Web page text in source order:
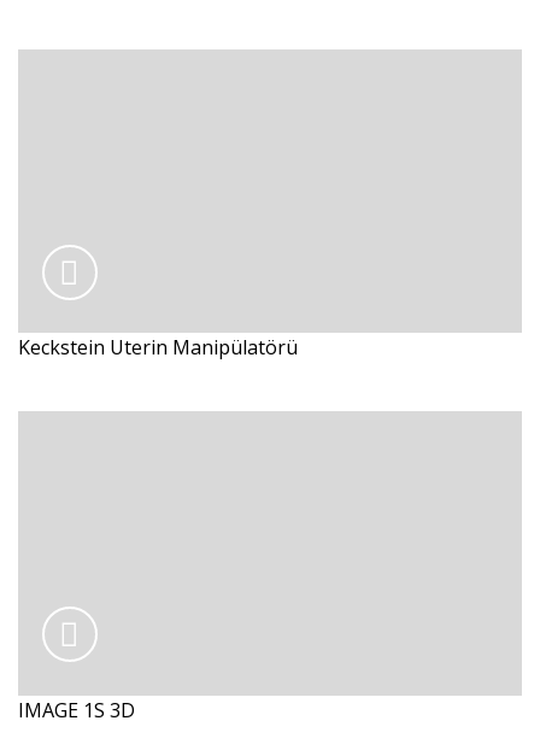
Keckstein Uterin Manipülatörü
IMAGE 1S 3D